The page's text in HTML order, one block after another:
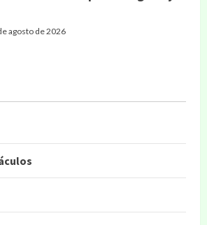
agosto de 2026